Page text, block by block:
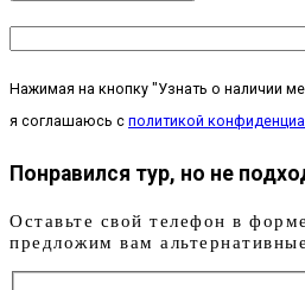
Нажимая на кнопку "Узнать о наличии
я соглашаюсь с политикой
Понравился тур, но не
Оставьте свой телефон в
предложим вам